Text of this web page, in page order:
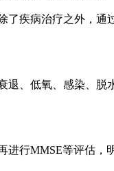
疾病治疗之外，通
、低氧、感染、脱
行MMSE等评估，